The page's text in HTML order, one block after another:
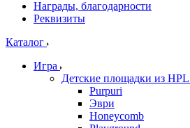
Награды, благодарности
Реквизиты
Каталог
Игра
Детские площадки из
Purpuri
Эври
Honeycomb